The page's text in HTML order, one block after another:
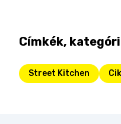
Címkék,
Street Kitchen